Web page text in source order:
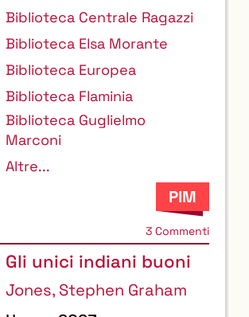
Biblioteca Centrale Ragazzi
Biblioteca Elsa Morante
Biblioteca Europea
Biblioteca Flaminia
Biblioteca Guglielmo
Marconi
Altre...
3 Commenti
Gli unici indiani buoni
Jones, Stephen Graham